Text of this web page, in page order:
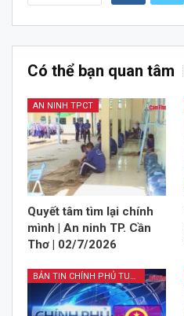
Có thể bạn quan tâm
AN NINH TPCT
Quyết tâm tìm lại chính
mình | An ninh TP. Cần
Thơ | 02/7/2026
BẢN TIN CHÍNH PHỦ TUẦN QUA